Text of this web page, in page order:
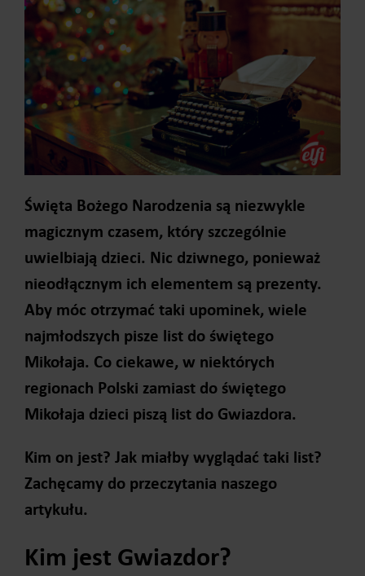
Święta Bożego Narodzenia są niezwykle
magicznym czasem, który szczególnie
uwielbiają dzieci. Nic dziwnego, ponieważ
nieodłącznym ich elementem są prezenty.
Aby móc otrzymać taki upominek, wiele
najmłodszych pisze list do świętego
Mikołaja. Co ciekawe, w niektórych
regionach Polski zamiast do świętego
Mikołaja dzieci piszą list do Gwiazdora.
Kim on jest? Jak miałby wyglądać taki list?
Zachęcamy do przeczytania naszego
artykułu.
Kim jest Gwiazdor?